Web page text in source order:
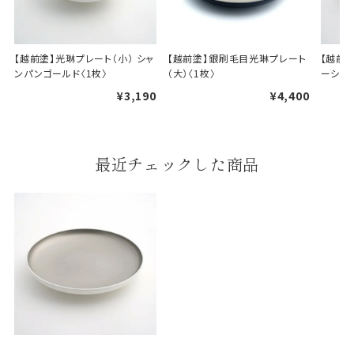
【越前塗】光琳プレート（小） シャ
ンパンゴールド〈1枚〉
¥3,190
【越前塗】銀刷毛目光琳プレート
（大）〈1枚〉
¥4,400
【越前
ーシル
最近チェックした商品